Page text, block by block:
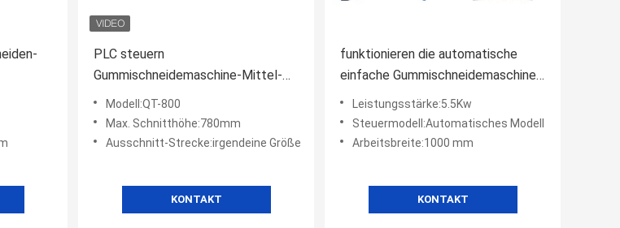
PLC steuern
Gummischneidemaschine-Mittel-
Blatt-Streifen-Schneidemaschine
Modell:QT-800
Max. Schnitthöhe:780mm
Ausschnitt-Strecke:irgendeine Größe
KONTAKT
funktionieren die automatische
einfache Gummischneidemaschine
5.5KW mit pneumatischer Zufuhr
Leistungsstärke:5.5Kw
Steuermodell:Automatisches Modell
Arbeitsbreite:1000 mm
KONTAKT